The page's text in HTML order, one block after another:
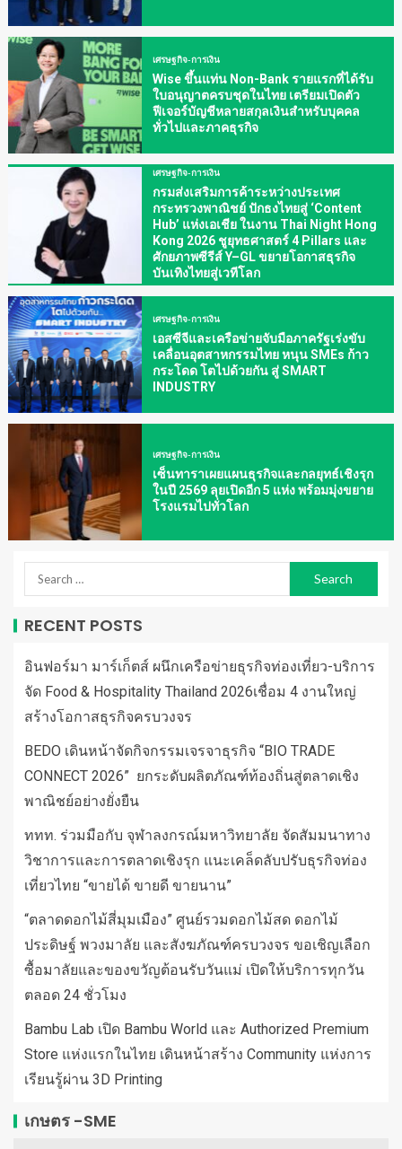
เศรษฐกิจ-การเงิน
Wise ขึ้นแท่น Non-Bank รายแรกที่ได้รับ
ใบอนุญาตครบชุดในไทย เตรียมเปิดตัว
ฟีเจอร์บัญชีหลายสกุลเงินสำหรับบุคคล
ทั่วไปและภาคธุรกิจ
เศรษฐกิจ-การเงิน
กรมส่งเสริมการค้าระหว่างประเทศ
กระทรวงพาณิชย์ ปักธงไทยสู่ ‘Content
Hub’ แห่งเอเชีย ในงาน Thai Night Hong
Kong 2026 ชูยุทธศาสตร์ 4 Pillars และ
ศักยภาพซีรีส์ Y–GL ขยายโอกาสธุรกิจ
บันเทิงไทยสู่เวทีโลก
เศรษฐกิจ-การเงิน
เอสซีจีและเครือข่ายจับมือภาครัฐเร่งขับ
เคลื่อนอุตสาหกรรมไทย หนุน SMEs ก้าว
กระโดด โตไปด้วยกัน สู่ SMART
INDUSTRY
เศรษฐกิจ-การเงิน
เซ็นทาราเผยแผนธุรกิจและกลยุทธ์เชิงรุก
ในปี 2569 ลุยเปิดอีก 5 แห่ง พร้อมมุ่งขยาย
โรงแรมไปทั่วโลก
RECENT POSTS
อินฟอร์มา มาร์เก็ตส์ ผนึกเครือข่ายธุรกิจท่องเที่ยว-บริการ
จัด Food & Hospitality Thailand 2026เชื่อม 4 งานใหญ่
สร้างโอกาสธุรกิจครบวงจร
BEDO เดินหน้าจัดกิจกรรมเจรจาธุรกิจ “BIO TRADE
CONNECT 2026” ยกระดับผลิตภัณฑ์ท้องถิ่นสู่ตลาดเชิง
พาณิชย์อย่างยั่งยืน
ททท. ร่วมมือกับ จุฬาลงกรณ์มหาวิทยาลัย จัดสัมมนาทาง
วิชาการและการตลาดเชิงรุก แนะเคล็ดลับปรับธุรกิจท่อง
เที่ยวไทย “ขายได้ ขายดี ขายนาน”
“ตลาดดอกไม้สี่มุมเมือง” ศูนย์รวมดอกไม้สด ดอกไม้
ประดิษฐ์ พวงมาลัย และสังฆภัณฑ์ครบวงจร ขอเชิญเลือก
ซื้อมาลัยและของขวัญต้อนรับวันแม่ เปิดให้บริการทุกวัน
ตลอด 24 ชั่วโมง
Bambu Lab เปิด Bambu World และ Authorized Premium
Store แห่งแรกในไทย เดินหน้าสร้าง Community แห่งการ
เรียนรู้ผ่าน 3D Printing
เกษตร -SME